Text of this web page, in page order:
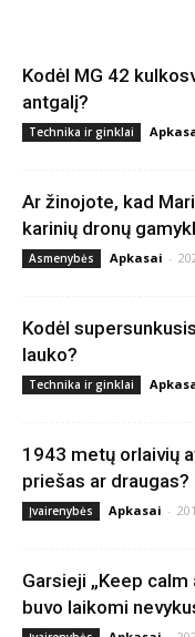
Kodėl MG 42
antgalį?
Technika ir ginklai
Ar žinojote, kad
karinių dronų
Asmenybės Apkasai -
Kodėl
lauko?
Technika ir ginklai
1943 metų orlaivių
priešas ar draugas?
Įvairenybės Apkasai -
Garsieji „Keep
buvo laikomi